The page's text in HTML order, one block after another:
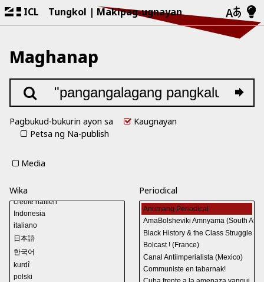
ICL Tungkol Makipag-ugnayan
Maghanap
Pagbukud-bukurin ayon sa
Kaugnayan
Petsa ng Na-publish
Media
Wika Periodical